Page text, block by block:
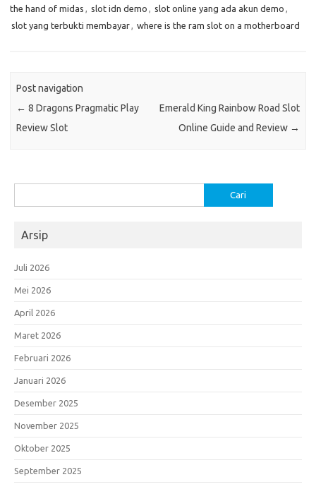
the hand of midas , slot idn demo , slot online yang ada akun demo ,
slot yang terbukti membayar, where is the ram slot on a motherboard
Post navigation
← 8 Dragons Pragmatic Play
Review Slot
Emerald King Rainbow Road Slot
Online Guide and Review →
untuk:
Arsip
Juli 2026
Mei 2026
April 2026
Maret 2026
Februari 2026
Januari 2026
Desember 2025
November 2025
Oktober 2025
September 2025